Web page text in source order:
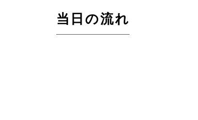
当日の流れ